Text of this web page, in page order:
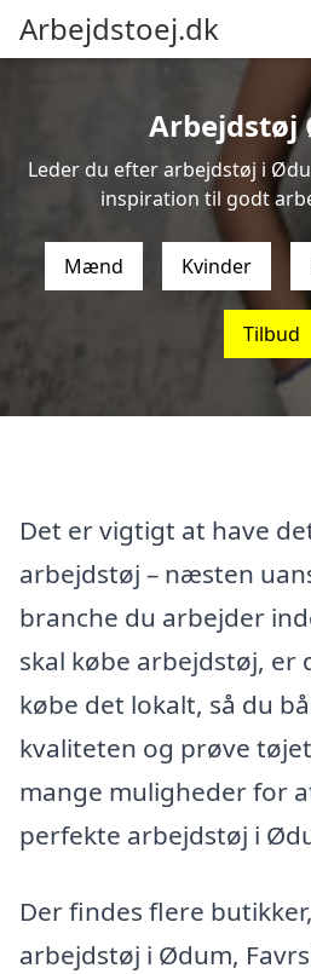
Arbejdstoej.dk
Arbejdstøj
Leder du efter arbejdstøj i
inspiration til godt
Mænd Kvinder
Tilbud
Det er vigtigt at have
arbejdstøj – næsten
branche du arbejder
skal købe arbejdstøj, er
købe det lokalt, så du
kvaliteten og prøve
mange muligheder for
perfekte arbejdstøj i
Der findes flere
arbejdstøj i Ødum,